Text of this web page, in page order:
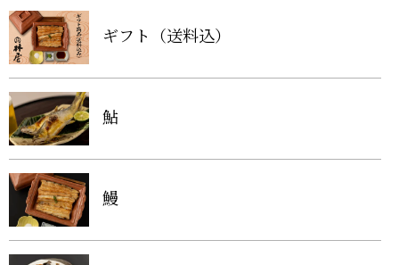
ギフト（送料込）
鮎
鰻